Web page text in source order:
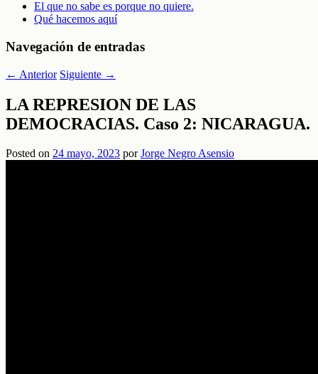
El que no sabe es porque no quiere.
Qué hacemos aquí
Navegación de entradas
← Anterior Siguiente →
LA REPRESION DE LAS
DEMOCRACIAS. Caso 2: NICARAGUA.
Posted on 24 mayo, 2023 porJorge Negro Asensio